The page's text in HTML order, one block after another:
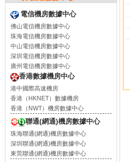
電信機房數據中心
佛山電信機房數據中心
珠海電信機房數據中心
中山電信機房數據中心
深圳電信機房數據中心
廣州電信機房數據中心
香港數據機房中心
港中國際高速機房
香港（HKNET）數據機房
香港（NWT）機房數據中心
聯通(網通)機房數據中心
珠海聯通(網通)機房數據中心
深圳聯通(網通)機房數據中心
東莞聯通(網通)機房數據中心